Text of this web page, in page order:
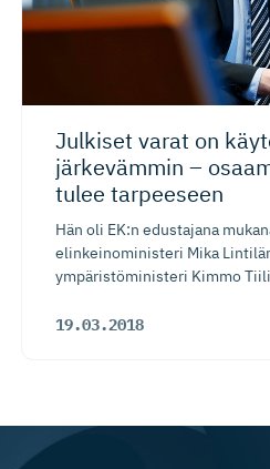
Julkiset varat on
järkevämmin –
tulee tarpeeseen
Hän oli EK:n edustajana
elinkeinoministeri Mika
ympäristöministeri Kimmo
19.03.2018